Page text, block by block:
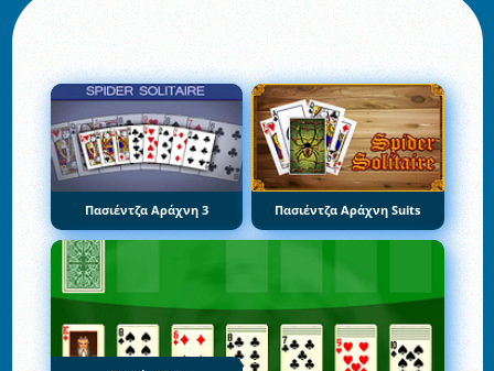
Πασιέντζα Αράχνη 3 Πασιέντζα Αράχνη Suits